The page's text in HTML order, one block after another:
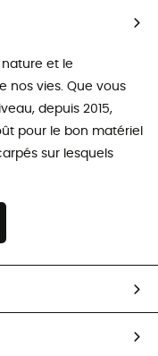
et le
nos vies. Que vous
depuis 2015,
pour le bon matériel
sur lesquels